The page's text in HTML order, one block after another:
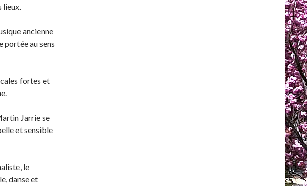
lieux.
ancienne
au sens
fortes et
Jarrie se
et sensible
le
danse et